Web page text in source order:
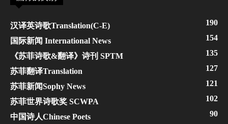
汉译英诗歌Translation(C-E) 190
国际新闻 International News 154
《苏菲诗歌&翻译》诗刊 SPTM 135
苏菲翻译Translation 127
苏菲新闻Sophy News 121
苏菲世界诗歌奖 SCWPA 102
中国诗人Chinese Poets 90